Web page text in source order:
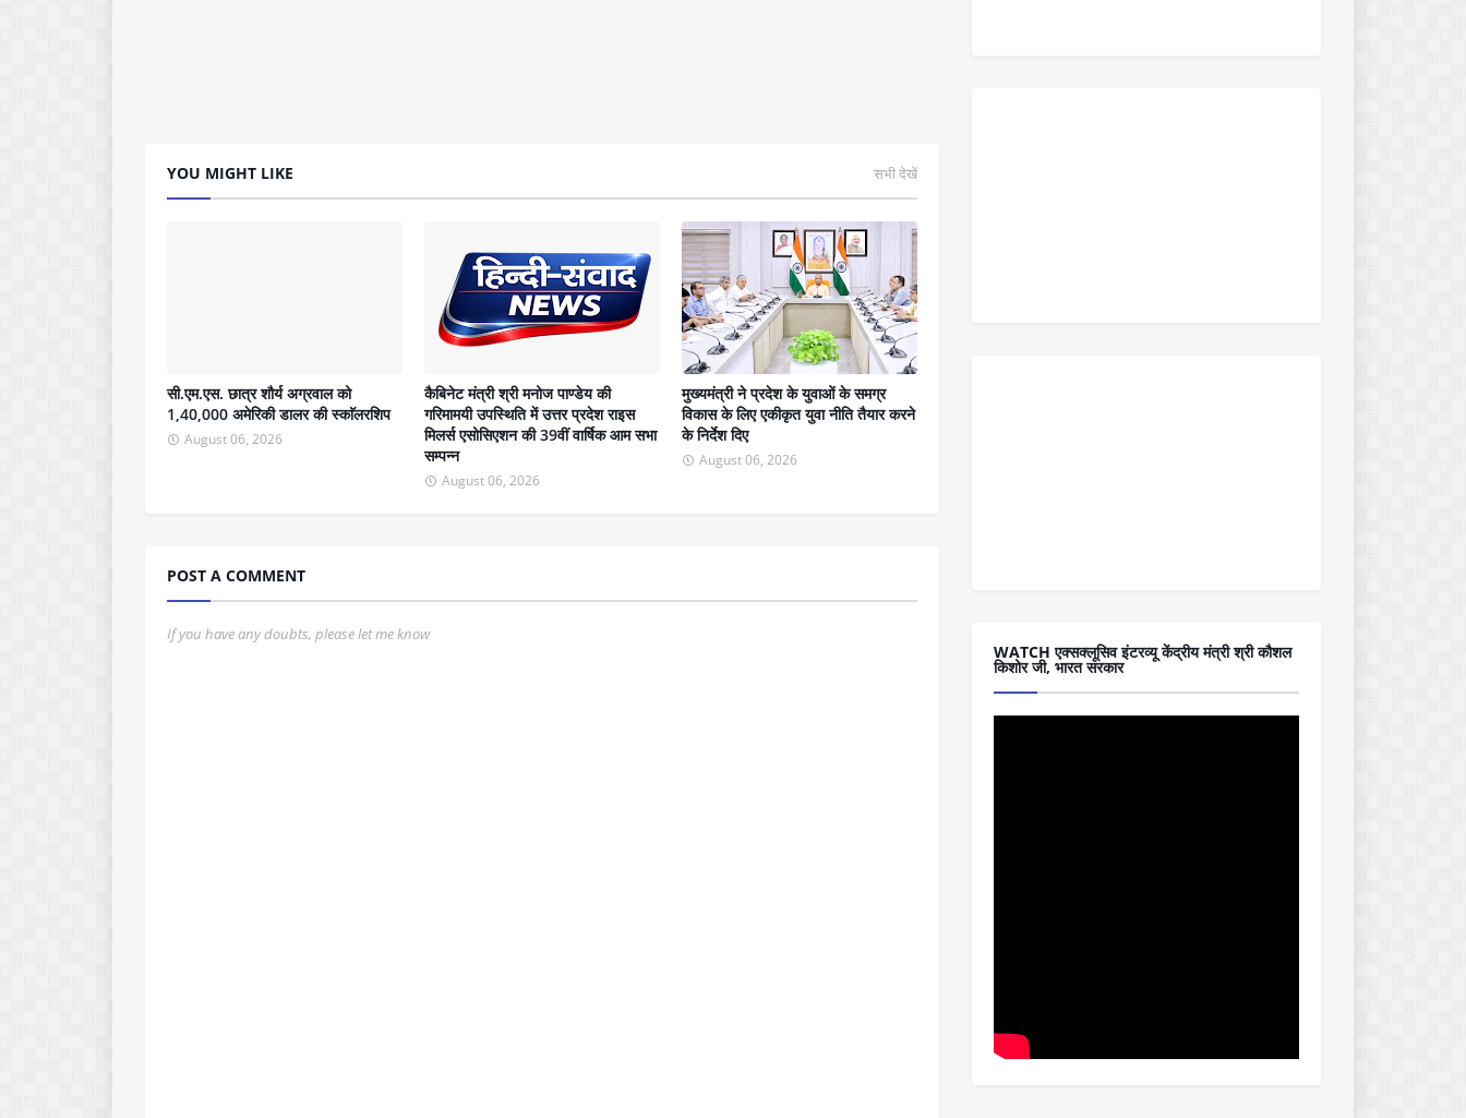
YOU MIGHT LIKE सभी देखें
सी.एम.एस. छात्र शौर्य अग्रवाल को
1,40,000 अमेरिकी डालर की स्काॅलरशिप
August 06, 2026
कैबिनेट मंत्री श्री मनोज पाण्डेय की
गरिमामयी उपस्थिति में उत्तर प्रदेश राइस
मिलर्स एसोसिएशन की 39वीं वार्षिक आम सभा
सम्पन्न
August 06, 2026
मुख्यमंत्री ने प्रदेश के युवाओं के समग्र
विकास के लिए एकीकृत युवा नीति तैयार करने
के निर्देश दिए
August 06, 2026
POST A COMMENT
If you have any doubts, please let me know
WATCH एक्सक्लूसिव इंटरव्यू केंद्रीय मंत्री श्री कौशल
किशोर जी, भारत सरकार